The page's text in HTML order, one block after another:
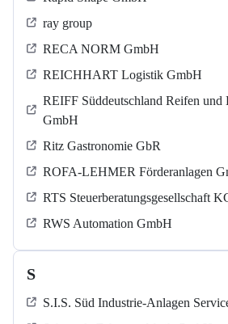
ray group
RECA NORM GmbH
REICHHART Logistik GmbH
REIFF Süddeutschland Reifen
GmbH
Ritz Gastronomie GbR
ROFA-LEHMER Förderanlagen
RTS Steuerberatungsgesellschaft
RWS Automation GmbH
S
S.I.S. Süd Industrie-Anlagen